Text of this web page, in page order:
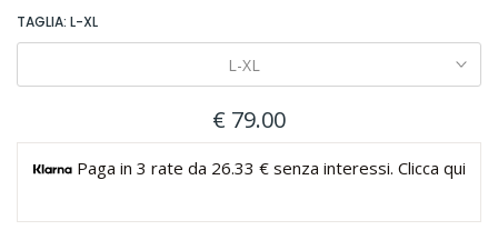
TAGLIA: L-XL
L-XL
€ 79.00
Paga in 3 rate da 26.33 € senza interessi. Clicca qui